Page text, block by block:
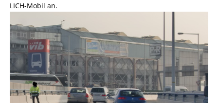
LICH-Mobil an.